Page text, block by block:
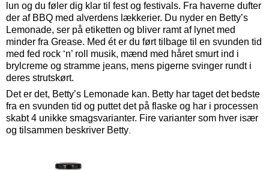
lun og du føler dig klar til fest og festivals. Fra haverne dufter
der af BBQ med alverdens lækkerier. Du nyder en Betty’s
Lemonade, ser på etiketten og bliver ramt af lynet med
minder fra Grease. Med ét er du ført tilbage til en svunden tid
med fed rock ‘n’ roll musik, mænd med håret smurt ind i
brylcreme og stramme jeans, mens pigerne svinger rundt i
deres strutskørt.
Det er det, Betty’s Lemonade kan. Betty har taget det bedste
fra en svunden tid og puttet det på flaske og har i processen
skabt 4 unikke smagsvarianter. Fire varianter som hver især
og tilsammen beskriver Betty